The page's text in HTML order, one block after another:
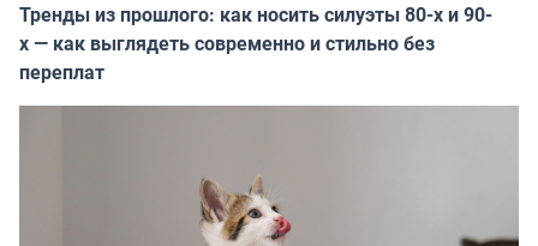
Тренды из прошлого: как носить силуэты 80-х и 90-
х — как выглядеть современно и стильно без
переплат